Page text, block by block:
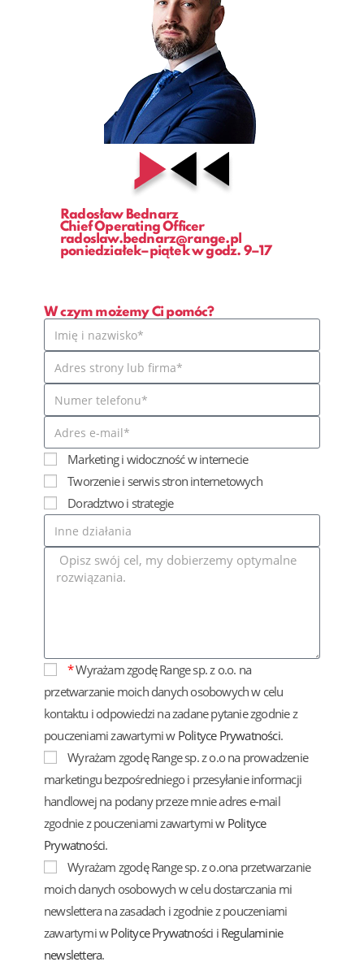
Radosław Bednarz
Chief Operating Officer
radoslaw.bednarz@range.pl
poniedziałek–piątek w godz. 9–17
W czym możemy Ci pomóc?
Marketing i widoczność w internecie
Tworzenie i serwis stron internetowych
Doradztwo i strategie
*Wyrażam zgodę Range sp. z o.o. na
przetwarzanie moich danych osobowych w celu
kontaktu i odpowiedzi na zadane pytanie zgodnie z
pouczeniami zawartymi w Polityce Prywatności.
Wyrażam zgodę Range sp. z o.o na prowadzenie
marketingu bezpośredniego i przesyłanie informacji
handlowej na podany przeze mnie adres e-mail
zgodnie z pouczeniami zawartymi w Polityce
Prywatności.
Wyrażam zgodę Range sp. z o.ona przetwarzanie
moich danych osobowych w celu dostarczania mi
newslettera na zasadach i zgodnie z pouczeniami
zawartymi wPolityce Prywatności i Regulaminie
newslettera.